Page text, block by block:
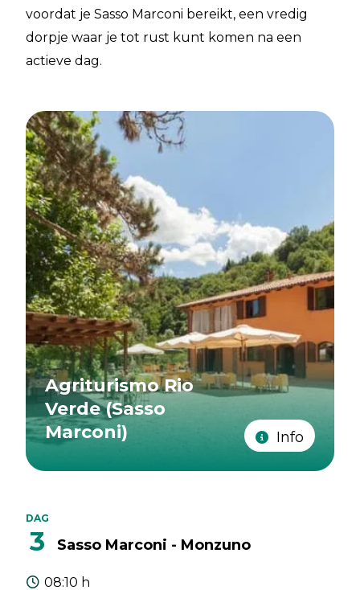
voordat je Sasso Marconi bereikt, een vredig
dorpje waar je tot rust kunt komen na een
actieve dag.
Agriturismo Rio
Verde (Sasso
Marconi)
Info
DAG
3 Sasso Marconi - Monzuno
08:10 h